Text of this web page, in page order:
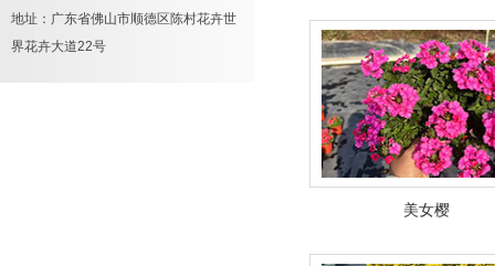
地址：广东省佛山市顺德区陈村花卉世
界花卉大道22号
美女樱